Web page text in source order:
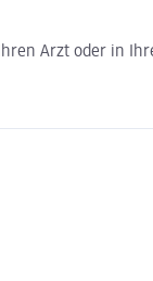
Arzt oder in